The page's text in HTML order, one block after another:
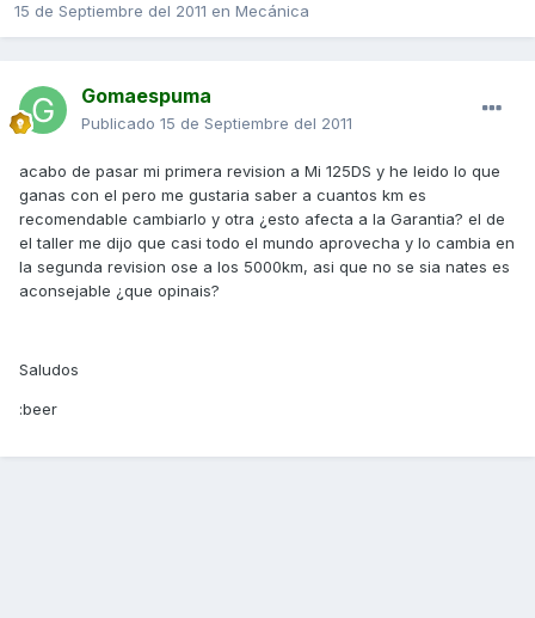
15 de Septiembre del 2011 en Mecánica
Gomaespuma
Publicado 15 de Septiembre del 2011
acabo de pasar mi primera revision a Mi 125DS y he leido lo que
ganas con el pero me gustaria saber a cuantos km es
recomendable cambiarlo y otra ¿esto afecta a la Garantia? el de
el taller me dijo que casi todo el mundo aprovecha y lo cambia en
la segunda revision ose a los 5000km, asi que no se sia nates es
aconsejable ¿que opinais?
Saludos
:beer